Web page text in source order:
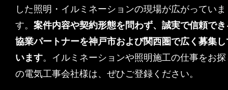
した照明・イルミネーションの現場が広がっていま
す。 案件内容や契約形態を問わず、誠実で信頼でき
協業パートナーを神戸市および関西圏で広く募集し
います。イルミネーションや照明施工の仕事をお探
の電気工事会社様は、ぜひご登録ください。